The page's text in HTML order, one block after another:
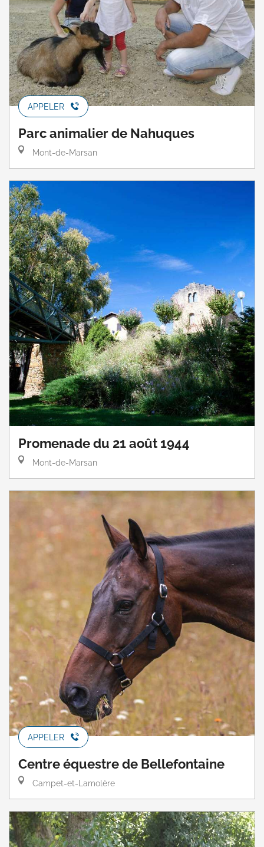
APPELER
Parc animalier de Nahuques
Mont-de-Marsan
Promenade du 21 août 1944
Mont-de-Marsan
APPELER
Centre équestre de Bellefontaine
Campet-et-Lamolère